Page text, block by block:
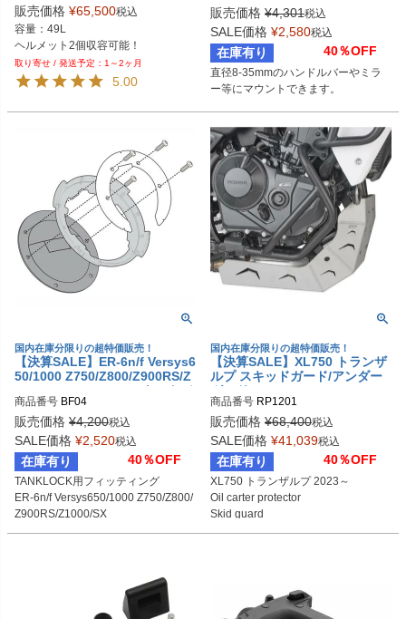
販売価格 ¥65,500税込
容量：49L
ヘルメット2個収容可能！
1～2ヶ月
5.00
販売価格 ¥4,301税込
SALE価格 ¥2,580税込
在庫有り 40％OFF
直径8-35mmのハンドルバーやミラ
ー等にマウントできます。
国内在庫分限りの超特価販売！
【決算SALE】ER-6n/f Versys6
50/1000 Z750/Z800/Z900RS/Z
1000/SX TANKLOCK タンクバ
ッグアタッチメント GIVI
商品番号 BF04
販売価格 ¥4,200税込
SALE価格 ¥2,520税込
在庫有り 40％OFF
TANKLOCK用フィッティング
ER-6n/f Versys650/1000 Z750/Z800/
Z900RS/Z1000/SX
国内在庫分限りの超特価販売！
【決算SALE】XL750 トランザ
ルプ スキッドガード/アンダー
ガード GIVI
商品番号
販売価格 ¥68,400税込
SALE価格 ¥41,039税込
在庫有り 40％OFF
XL750 トランザルプ 2023～
Oil carter protector
Skid guard